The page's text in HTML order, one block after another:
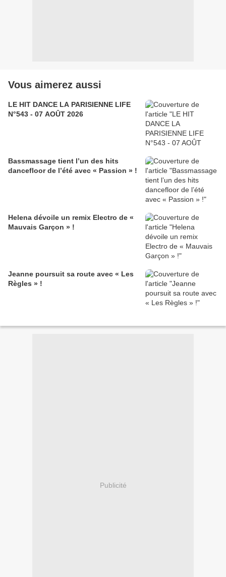
Vous aimerez aussi
LE HIT DANCE LA PARISIENNE LIFE
N°543 - 07 AOÛT 2026
Bassmassage tient l’un des hits
dancefloor de l’été avec « Passion » !
Helena dévoile un remix Electro de «
Mauvais Garçon » !
Jeanne poursuit sa route avec « Les
Règles » !
Publicité